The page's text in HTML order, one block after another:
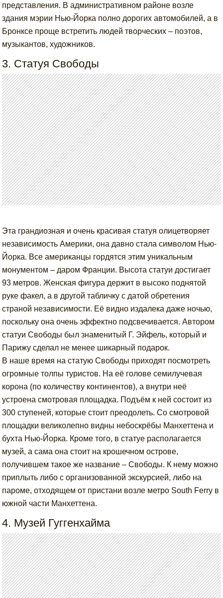
представления. В административном районе возле
здания мэрии Нью-Йорка полно дорогих автомобилей, а в
Бронксе проще встретить людей творческих – поэтов,
музыкантов, художников.
3. Статуя Свободы
Эта грандиозная и очень красивая статуя олицетворяет
независимость Америки, она давно стала символом Нью-
Йорка. Все американцы гордятся этим уникальным
монументом – даром Франции. Высота статуи достигает
93 метров. Женская фигура держит в высоко поднятой
руке факел, а в другой табличку с датой обретения
страной независимости. Её видно издалека даже ночью,
поскольку она очень эффектно подсвечивается. Автором
статуи Свободы был знаменитый Г. Эйфель, который и
Парижу сделал не менее шикарный подарок.
В наше время на статую Свободы приходят посмотреть
огромные толпы туристов. На её голове семилучевая
корона (по количеству континентов), а внутри неё
устроена смотровая площадка. Подъём к ней состоит из
300 ступеней, которые стоит преодолеть. Со смотровой
площадки великолепно видны небоскрёбы Манхеттена и
бухта Нью-Йорка. Кроме того, в статуе располагается
музей, а сама она стоит на крошечном острове,
получившем такое же название – Свободы. К нему можно
приплыть либо с организованной экскурсией, либо на
пароме, отходящем от пристани возле метро South Ferry в
южной части Манхеттена.
4. Музей Гуггенхайма